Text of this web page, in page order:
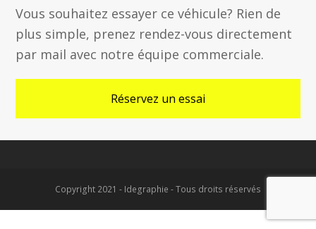
Vous souhaitez essayer ce véhicule? Rien de
plus simple, prenez rendez-vous directement
par mail avec notre équipe commerciale.
Réservez un essai
Copyright 2021 - Idegraphie - Tous droits réservés